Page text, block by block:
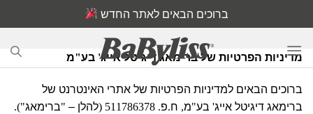
to
ברוכים הבאים לאתר החדש
מדיניות הפרטיות של ברימאג דיגיטל אייג' בע"מ
ברוכים הבאים למדיניות הפרטיות של אתרי האינטרנט של
ברימאג דיגיטל אייג' בע"מ, ח.פ. 511786378 ( להלן – "ברימאג").